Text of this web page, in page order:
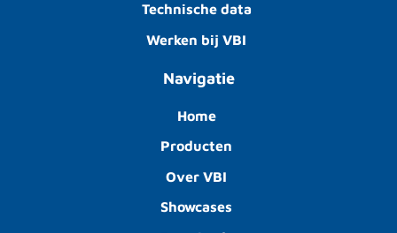
Technische data
Werken bij VBI
Navigatie
Home
Producten
Over VBI
Showcases